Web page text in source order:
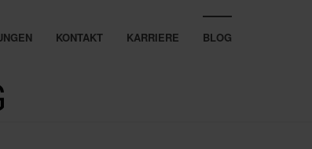
KONTAKT KARRIERE BLOG